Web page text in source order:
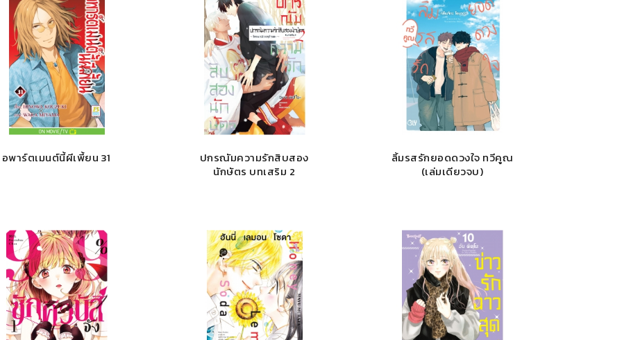
อพาร์ตเมนต์นี้ผีเพี้ยน 31
ปกรณัมความรักสิบสอง
นักษัตร บทเสริม 2
ลิ้มรสรักยอดดวงใจ ทวีคูณ
(เล่มเดียวจบ)